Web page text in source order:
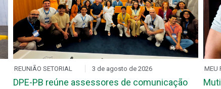
REUNIÃO SETORIAL 3 de agosto de 2026
DPE-PB reúne assessores de comunicação
MEU